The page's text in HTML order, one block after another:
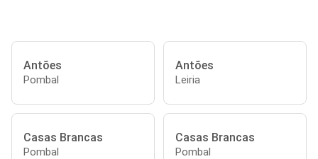
Antões
Pombal
Antões
Leiria
Casas Brancas
Pombal
Casas Brancas
Pombal